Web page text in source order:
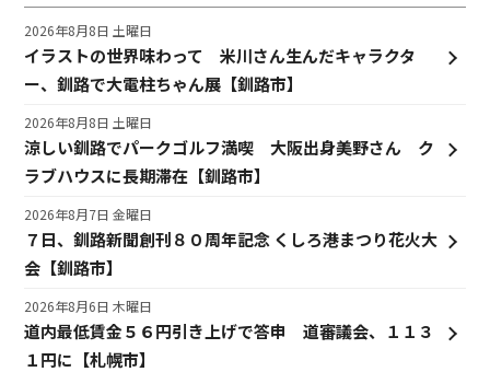
イラストの世界味わって 米川さん生んだキャラクタ
ー、釧路で大電柱ちゃん展【釧路市】
2026年8月8日 土曜日
涼しい釧路でパークゴルフ満喫 大阪出身美野さん ク
ラブハウスに長期滞在【釧路市】
2026年8月8日 土曜日
７日、釧路新聞創刊８０周年記念 くしろ港まつり花火大
会【釧路市】
2026年8月7日 金曜日
道内最低賃金５６円引き上げで答申 道審議会、１１３
１円に【札幌市】
2026年8月6日 木曜日